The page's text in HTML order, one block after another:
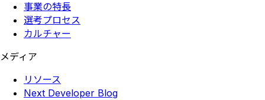
事業の特長
選考プロセス
カルチャー
メディア
リソース
Next Developer Blog